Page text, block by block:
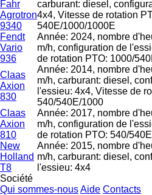
Fahr
Agrotron
9340
carburant: diesel,
4x4, Vitesse de rotation
540E/1000/1000E
Fendt
Vario
936
Année: 2024, nombre
m/h, configuration de
de rotation PTO: 1000/
Claas
Axion
830
Année: 2014, nombre
m/h, carburant: diesel,
l'essieu: 4x4, Vitesse de
540/540E/1000
Claas
Axion
810
Année: 2017, nombre
m/h, configuration de
de rotation PTO: 540/
New
Holland
T8
Année: 2015, nombre
m/h, carburant: diesel,
l'essieu: 4x4
Société
Qui sommes-nousAide Contacts